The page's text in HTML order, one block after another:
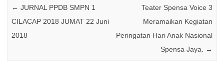
← JURNAL PPDB SMPN 1
CILACAP 2018 JUMAT 22 Juni
2018
Teater Spensa Voice 3
Meramaikan Kegiatan
Peringatan Hari Anak Nasional
Spensa Jaya.
→